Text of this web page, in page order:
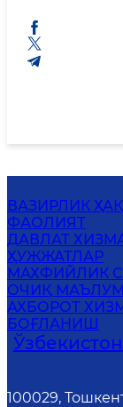
ВАЗИРЛИК
ФАОЛИЯТ
ДАВЛАТ
ҲУЖЖАТЛАР
MАХФИЙЛИК
ОЧИҚ
АХБОРОТ
БОҒЛАНИШ
100029,